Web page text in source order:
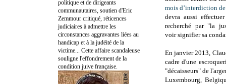
mois d’interdiction
devra aussi
recherché par "la
voir signifier sa
En janvier 2013,
cadre d'une
"décaisseurs" de
Luxembourg,
politique et de dirigeants
communautaires, soutien d'Eric
Zemmour critiqué, réticences
judiciaires à admettre les
circonstances aggravantes liées au
handicap et à la judéité de la
victime... Cette affaire scandaleuse
souligne l'effondrement de la
condition juive française.